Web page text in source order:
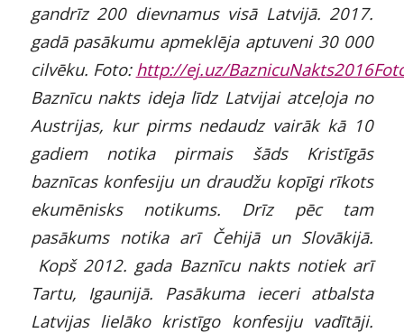
gandrīz 200 dievnamus visā Latvijā. 2017.
gadā pasākumu apmeklēja aptuveni 30 000
cilvēku. Foto: http://ej.uz/
Baznīcu nakts ideja līdz Latvijai atceļoja no
Austrijas, kur pirms nedaudz vairāk kā 10
gadiem notika pirmais šāds Kristīgās
baznīcas konfesiju un draudžu kopīgi rīkots
ekumēnisks notikums. Drīz pēc tam
pasākums notika arī Čehijā un Slovākijā.
Kopš 2012. gada Baznīcu nakts notiek arī
Tartu, Igaunijā. Pasākuma ieceri atbalsta
Latvijas lielāko kristīgo konfesiju vadītāji.